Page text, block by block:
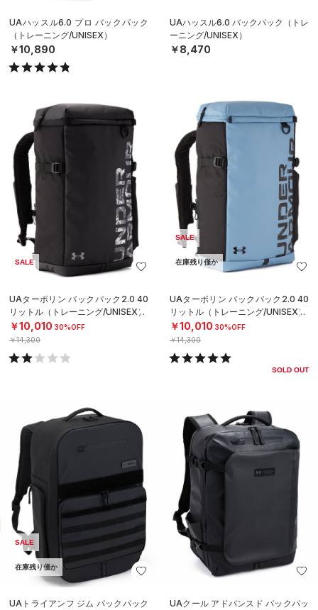
UAハッスル6.0 プロ バックパック
（トレーニング/UNISEX）
￥10,890
UAハッスル6.0 バックパック（トレ
ーニング/UNISEX）
￥8,470
SALE
UAターポリン バックパック2.0 40
リットル（トレーニング/UNISEX）
￥10,010 30%OFF
￥14,300
SALE
在庫残り僅か
UAターポリン バックパック2.0 40
リットル（トレーニング/UNISEX）
￥10,010 30%OFF
￥14,300
SOLD OUT
SALE
在庫残り僅か
UAトライアンフ ジム バックパック
UAクール アドバンスド バックパッ